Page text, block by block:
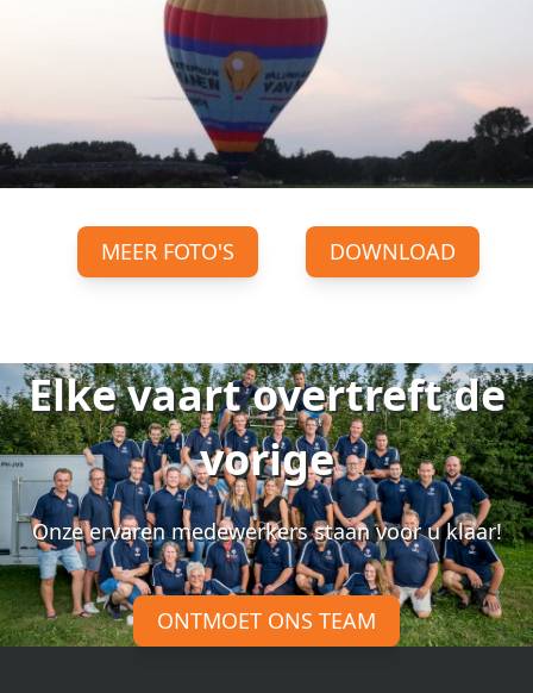
MEER FOTO'S DOWNLOAD
Elke vaart overtreft de
vorige
Onze ervaren medewerkers staan voor u klaar!
ONTMOET ONS TEAM